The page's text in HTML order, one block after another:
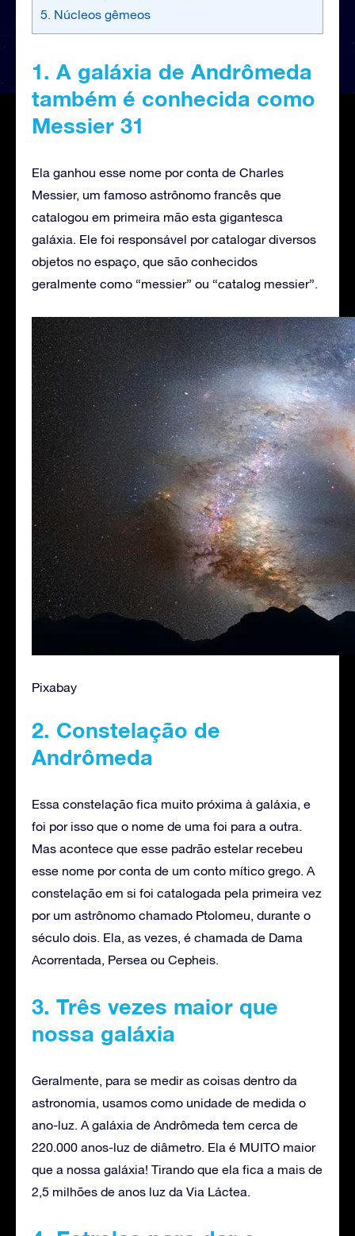
5. Núcleos gêmeos
1. A galáxia de Andrômeda
também é conhecida como
Messier 31
Ela ganhou esse nome por conta de Charles
Messier, um famoso astrônomo francês que
catalogou em primeira mão esta gigantesca
galáxia. Ele foi responsável por catalogar diversos
objetos no espaço, que são conhecidos
geralmente como “messier” ou “catalog messier”.
Pixabay
2. Constelação de
Andrômeda
Essa constelação fica muito próxima à galáxia, e
foi por isso que o nome de uma foi para a outra.
Mas acontece que esse padrão estelar recebeu
esse nome por conta de um conto mítico grego. A
constelação em si foi catalogada pela primeira vez
por um astrônomo chamado Ptolomeu, durante o
século dois. Ela, as vezes, é chamada de Dama
Acorrentada, Persea ou Cepheis.
3. Três vezes maior que
nossa galáxia
Geralmente, para se medir as coisas dentro da
astronomia, usamos como unidade de medida o
ano-luz. A galáxia de Andrômeda tem cerca de
220.000 anos-luz de diâmetro. Ela é MUITO maior
que a nossa galáxia! Tirando que ela fica a mais de
2,5 milhões de anos luz da Via Láctea.